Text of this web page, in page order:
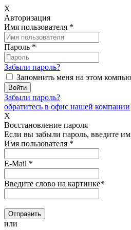
X
Авторизация
Имя пользователя *
Пароль *
Забыли пароль?
Запомнить меня на этом
Забыли пароль?
обратитесь в офис нашей компании
X
Восстановление пароля
Если вы забыли пароль, введите
Имя пользователя *
E-Mail *
Введите слово на картинке*
или